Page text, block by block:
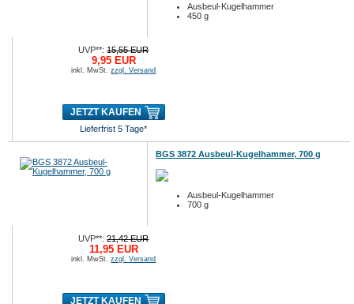
Ausbeul-Kugelhammer
450 g
UVP**:15,55 EUR
9,95 EUR
inkl. MwSt.zzgl. Versand
JETZT KAUFEN
Lieferfrist 5 Tage*
BGS 3872 Ausbeul-Kugelhammer, 700 g
Ausbeul-Kugelhammer
700 g
UVP**:21,42 EUR
11,95 EUR
inkl. MwSt.zzgl. Versand
JETZT KAUFEN